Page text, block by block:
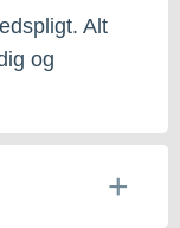
Alt
og